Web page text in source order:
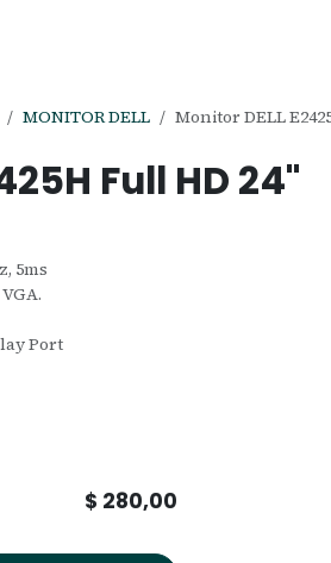
MONITOR DELL Monitor DELL
Full HD 24"
5ms
Port
$ 280,00